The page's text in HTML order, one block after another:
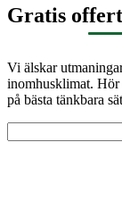
Gratis
Vi älskar
inomhusklimat.
på bästa tänkbara